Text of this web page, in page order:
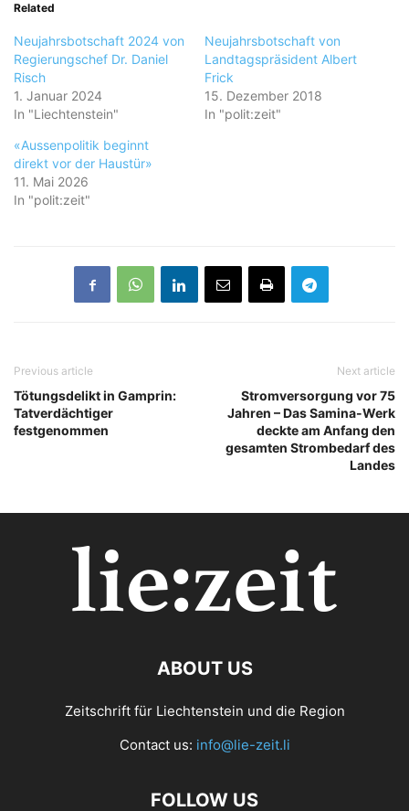
Related
Neujahrsbotschaft 2024 von
Regierungschef Dr. Daniel
Risch
1. Januar 2024
In "Liechtenstein"
Neujahrsbotschaft von
Landtagspräsident Albert
Frick
15. Dezember 2018
In "polit:zeit"
«Aussenpolitik beginnt
direkt vor der Haustür»
11. Mai 2026
In "polit:zeit"
Previous article
Tötungsdelikt in Gamprin:
Tatverdächtiger
festgenommen
Next article
Stromversorgung vor 75
Jahren – Das Samina-Werk
deckte am Anfang den
gesamten Strombedarf des
Landes
ABOUT US
Zeitschrift für Liechtenstein und die Region
Contact us: info@lie-zeit.li
FOLLOW US